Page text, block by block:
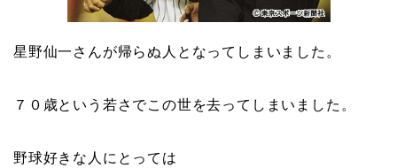
星野仙一さんが帰らぬ人となってしまいました。
７０歳という若さでこの世を去ってしまいました。
野球好きな人にとっては